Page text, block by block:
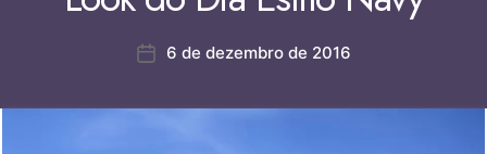
6 de dezembro de 2016